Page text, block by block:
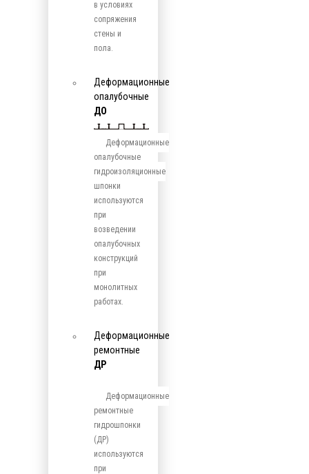
в условиях
сопряжения
стены и
пола.
Деформационные
опалубочные
ДО
Деформационные
опалубочные
гидроизоляционные
шпонки
используются
при
возведении
опалубочных
конструкций
при
монолитных
работах.
Деформационные
ремонтные
ДР
Деформационные
ремонтные
гидрошпонки
(ДР)
используются
при